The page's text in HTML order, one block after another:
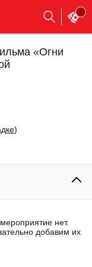
«Огни
)
нет.
добавим их